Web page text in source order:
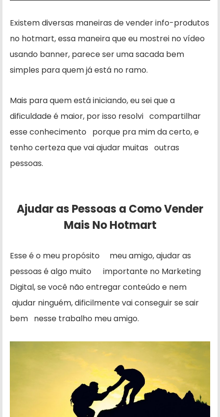
Existem diversas maneiras de vender info-produtos
no hotmart, essa maneira que eu mostrei no vídeo
usando banner, parece ser uma sacada bem
simples para quem já está no ramo.
Mais para quem está iniciando, eu sei que a
dificuldade é maior, por isso resolvi compartilhar
esse conhecimento porque pra mim da certo, e
tenho certeza que vai ajudar muitas outras
pessoas.
Ajudar as Pessoas a Como Vender
Mais No Hotmart
Esse é o meu propósito meu amigo, ajudar as
pessoas é algo muito importante no Marketing
Digital, se você não entregar conteúdo e nem
ajudar ninguém, dificilmente vai conseguir se sair
bem nesse trabalho meu amigo.